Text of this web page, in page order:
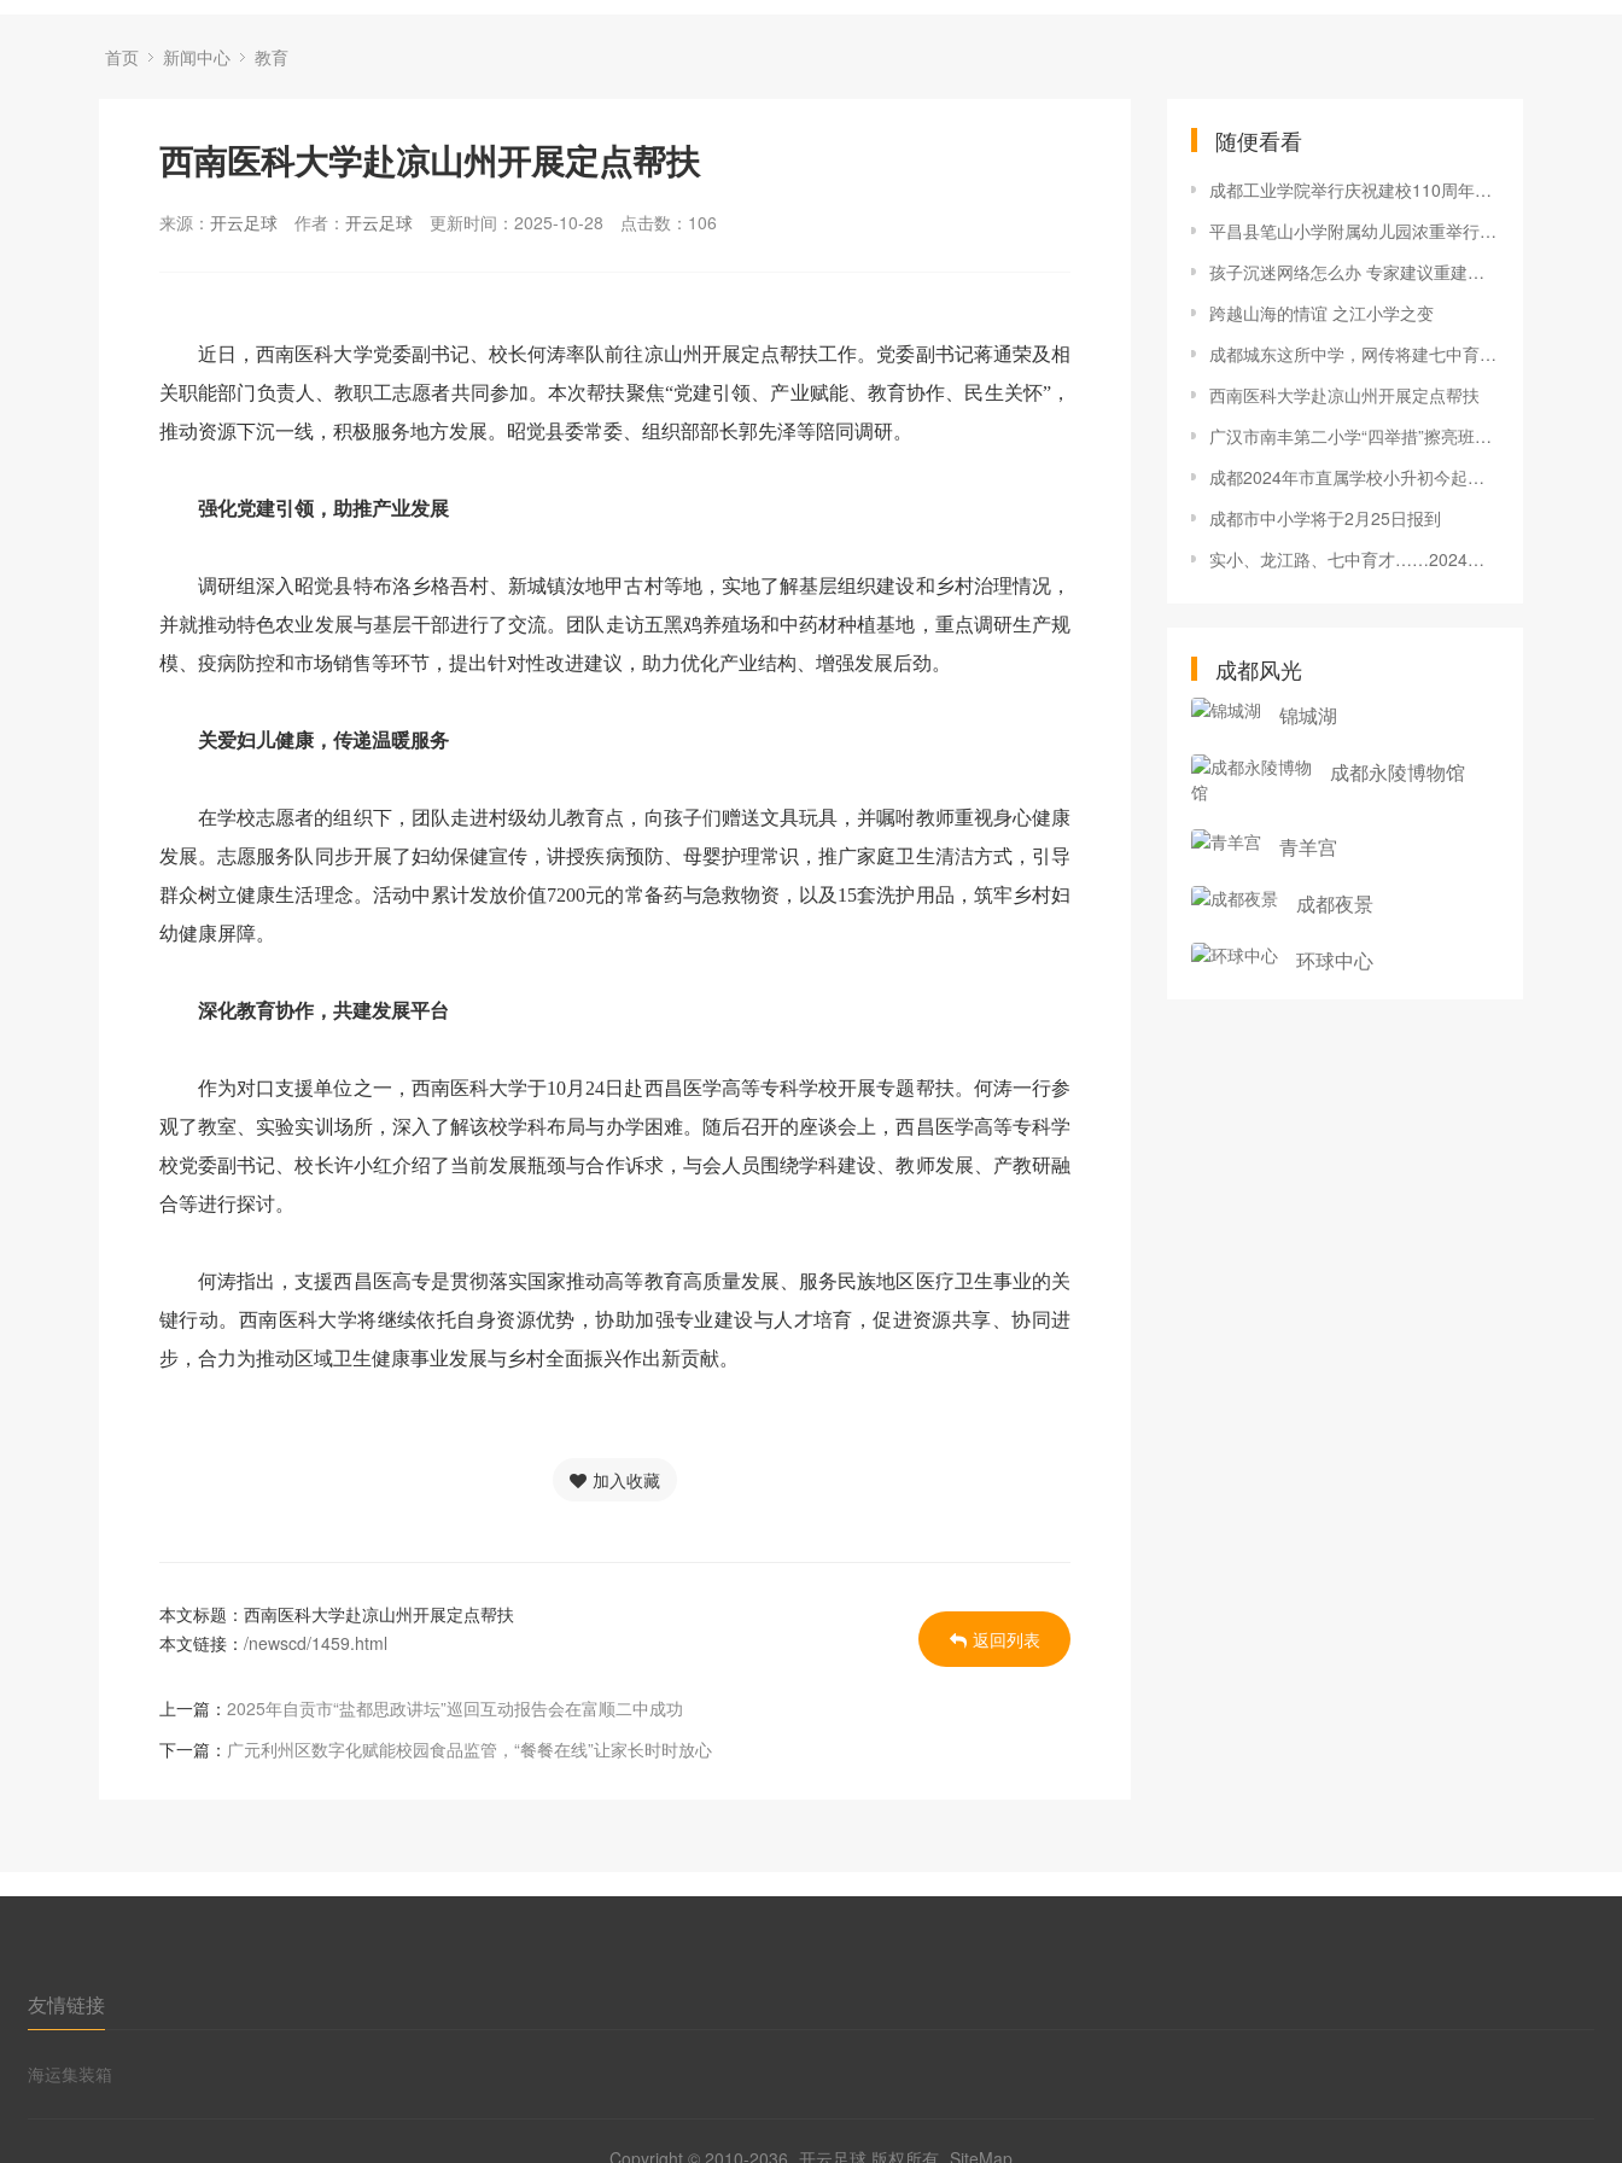
首页 新闻中心 教育
西南医科大学赴凉山州开展定点帮扶
来源： 开云足球 作者： 开云足球 更新时间：2025-10-28 点击数： 106
近日，西南医科大学党委副书记、校长何涛率队前往凉山州开展定点帮扶工作。党委副书记蒋通荣及相
关职能部门负责人、教职工志愿者共同参加。本次帮扶聚焦“党建引领、产业赋能、教育协作、民生关怀”，
推动资源下沉一线，积极服务地方发展。昭觉县委常委、组织部部长郭先泽等陪同调研。
强化党建引领，助推产业发展
调研组深入昭觉县特布洛乡格吾村、新城镇汝地甲古村等地，实地了解基层组织建设和乡村治理情况，
并就推动特色农业发展与基层干部进行了交流。团队走访五黑鸡养殖场和中药材种植基地，重点调研生产规
模、疫病防控和市场销售等环节，提出针对性改进建议，助力优化产业结构、增强发展后劲。
关爱妇儿健康，传递温暖服务
在学校志愿者的组织下，团队走进村级幼儿教育点，向孩子们赠送文具玩具，并嘱咐教师重视身心健康
发展。志愿服务队同步开展了妇幼保健宣传，讲授疾病预防、母婴护理常识，推广家庭卫生清洁方式，引导
群众树立健康生活理念。活动中累计发放价值7200元的常备药与急救物资，以及15套洗护用品，筑牢乡村妇
幼健康屏障。
深化教育协作，共建发展平台
作为对口支援单位之一，西南医科大学于10月24日赴西昌医学高等专科学校开展专题帮扶。何涛一行参
观了教室、实验实训场所，深入了解该校学科布局与办学困难。随后召开的座谈会上，西昌医学高等专科学
校党委副书记、校长许小红介绍了当前发展瓶颈与合作诉求，与会人员围绕学科建设、教师发展、产教研融
合等进行探讨。
何涛指出，支援西昌医高专是贯彻落实国家推动高等教育高质量发展、服务民族地区医疗卫生事业的关
键行动。西南医科大学将继续依托自身资源优势，协助加强专业建设与人才培育，促进资源共享、协同进
步，合力为推动区域卫生健康事业发展与乡村全面振兴作出新贡献。
加入收藏
本文标题：西南医科大学赴凉山州开展定点帮扶
本文链接： /newscd/1459.html
上一篇： 2025年自贡市“盐都思政讲坛”巡回互动报告会在富顺二中成功
下一篇： 广元利州区数字化赋能校园食品监管，“餐餐在线”让家长时时放心
返回列表
随便看看
成都工业学院举行庆祝建校110周年大会
平昌县笔山小学附属幼儿园浓重举行升旗仪式
孩子沉迷网络怎么办 专家建议重建家庭沟通模式
跨越山海的情谊 之江小学之变
成都城东这所中学，网传将建七中育才高中部？最新现场探访来了
西南医科大学赴凉山州开展定点帮扶
广汉市南丰第二小学“四举措”擦亮班主任专业育人底色
成都2024年市直属学校小升初今起报名
成都市中小学将于2月25日报到
实小、龙江路、七中育才……2024年超20所新学校，来了→
成都风光
锦城湖
成都永陵博物馆
青羊宫
成都夜景
环球中心
友情链接
海运集装箱
Copyright © 2010-2036 开云足球 版权所有 SiteMap